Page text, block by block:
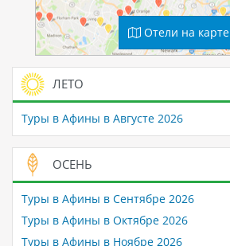
Отели на карте
ЛЕТО
Туры в Афины в Августе 2026
ОСЕНЬ
Туры в Афины в Сентябре 2026
Туры в Афины в Октябре 2026
Туры в Афины в Ноябре 2026